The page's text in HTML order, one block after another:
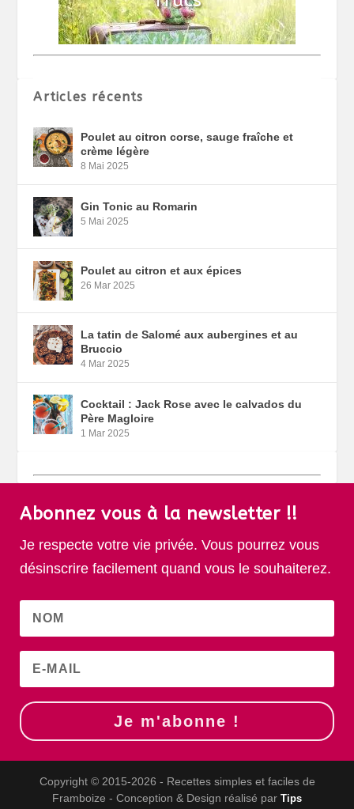
Articles récents
Poulet au citron corse, sauge fraîche et
crème légère
8 Mai 2025
Gin Tonic au Romarin
5 Mai 2025
Poulet au citron et aux épices
26 Mar 2025
La tatin de Salomé aux aubergines et au
Bruccio
4 Mar 2025
Cocktail : Jack Rose avec le calvados du
Père Magloire
1 Mar 2025
Abonnez vous à la newsletter !!
Je respecte votre vie privée. Vous pourrez vous
désinscrire facilement quand vous le souhaiterez.
Je m'abonne !
Copyright © 2015-2026 - Recettes simples et faciles de
Framboize - Conception & Design réalisé par Tips